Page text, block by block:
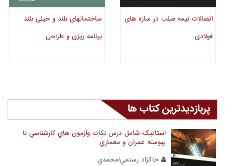
سی فائلا
اتصالات نیمه صلب در سازه های
فولادی
اکبر تامبولی
ساختمانهای بلند و خیلی بلند
برنامه ریزی و طراحی
پربازدیدترین کتاب ها
استاتيک-شامل درس نکات وآزمون هاي کارشناسي نا
پيوسته عمران و معماري
خاکزاد رستمي/محمدي